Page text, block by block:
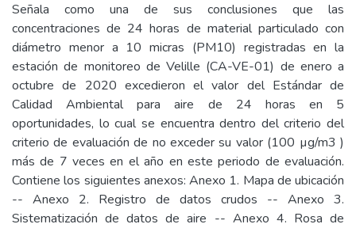
Señala como una de sus conclusiones que las
concentraciones de 24 horas de material particulado con
diámetro menor a 10 micras (PM10) registradas en la
estación de monitoreo de Velille (CA-VE-01) de enero a
octubre de 2020 excedieron el valor del Estándar de
Calidad Ambiental para aire de 24 horas en 5
oportunidades, lo cual se encuentra dentro del criterio del
criterio de evaluación de no exceder su valor (100 µg/m3 )
más de 7 veces en el año en este periodo de evaluación.
Contiene los siguientes anexos: Anexo 1. Mapa de ubicación
-- Anexo 2. Registro de datos crudos -- Anexo 3.
Sistematización de datos de aire -- Anexo 4. Rosa de